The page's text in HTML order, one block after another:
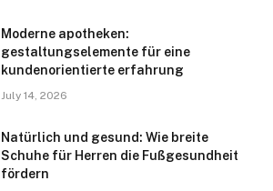
Moderne apotheken:
gestaltungselemente für eine
kundenorientierte erfahrung
July 14, 2026
Natürlich und gesund: Wie breite
Schuhe für Herren die Fußgesundheit
fördern